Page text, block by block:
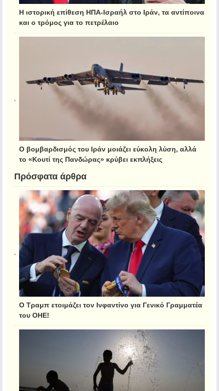
Η ιστορική επίθεση ΗΠΑ-Ισραήλ στο Ιράν, τα αντίποινα
και ο τρόμος για το πετρέλαιο
Ο βομβαρδισμός του Ιράν μοιάζει εύκολη λύση, αλλά
το «Κουτί της Πανδώρας» κρύβει εκπλήξεις
Πρόσφατα άρθρα
Ο Τραμπ ετοιμάζει τον Ινφαντίνο για Γενικό Γραμματέα
του ΟΗΕ!